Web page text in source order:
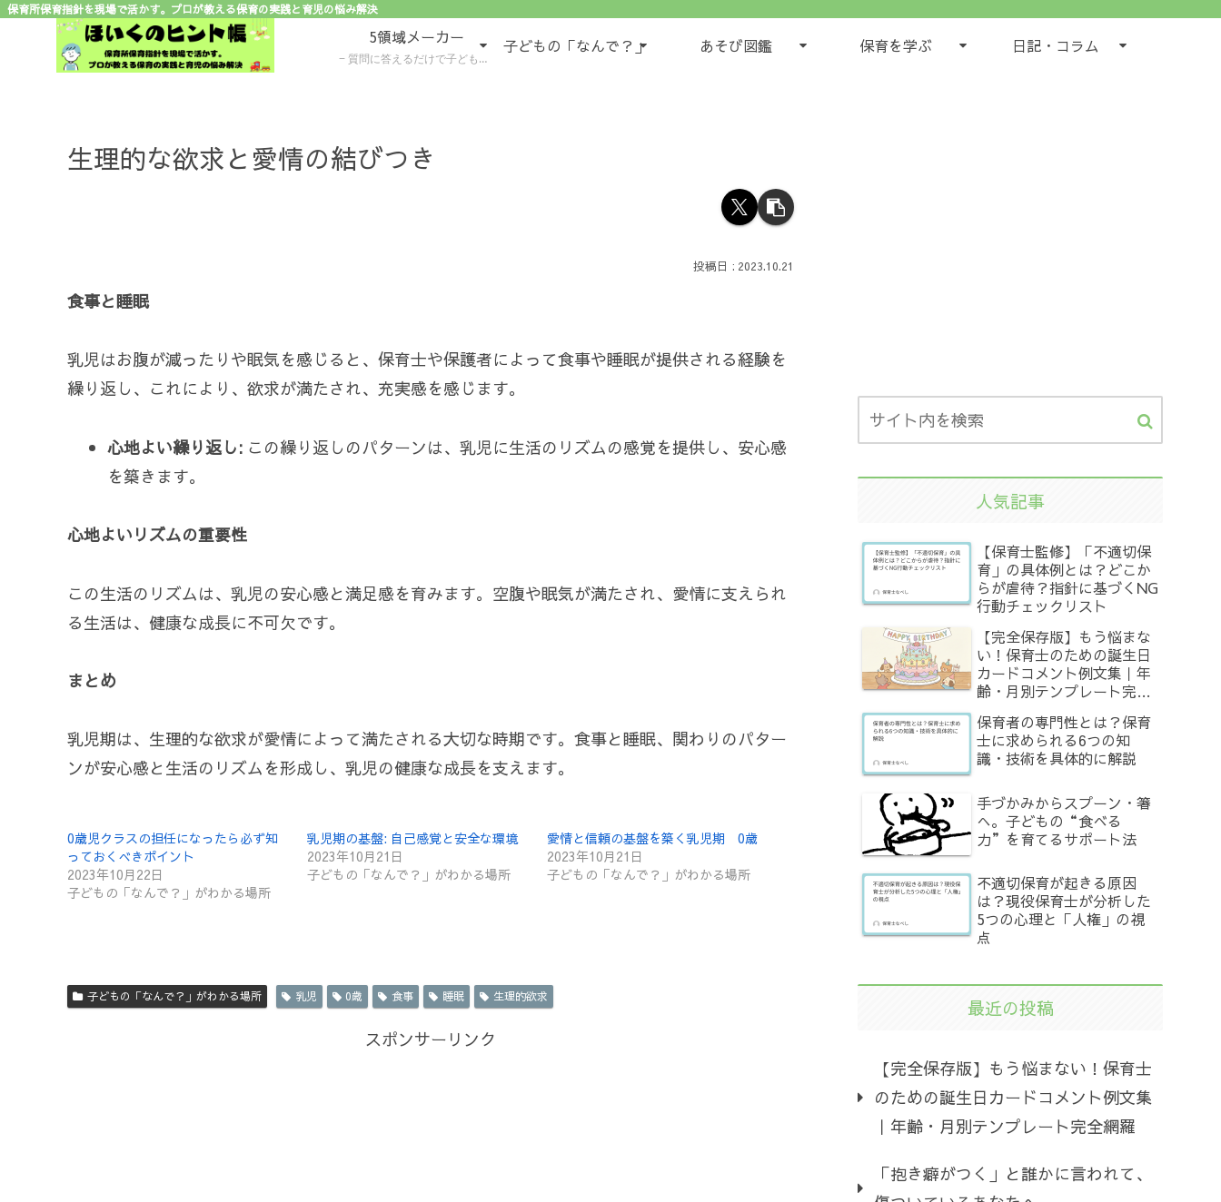
保育所保育指針を現場で活かす。プロが教える保育の実践と育児の悩み解決
5領域メーカー
質問に答えるだけで子どもの様子が５領域で書けるツール
子どもの「なんで？」 あそび図鑑 保育を学ぶ 日記・コラム
生理的な欲求と愛情の結びつき
2023.10.21
食事と睡眠
乳児はお腹が減ったりや眠気を感じると、保育士や保護者によって食事や睡眠が提供される経験を
繰り返し、これにより、欲求が満たされ、充実感を感じます。
心地よい繰り返し:この繰り返しのパターンは、乳児に生活のリズムの感覚を提供し、安心感
を築きます。
心地よいリズムの重要性
この生活のリズムは、乳児の安心感と満足感を育みます。空腹や眠気が満たされ、愛情に支えられ
る生活は、健康な成長に不可欠です。
まとめ
乳児期は、生理的な欲求が愛情によって満たされる大切な時期です。食事と睡眠、関わりのパター
ンが安心感と生活のリズムを形成し、乳児の健康な成長を支えます。
0歳児クラスの担任になったら必ず知
っておくべきポイント
2023年10月22日
子どもの「なんで？」がわかる場所
乳児期の基盤: 自己感覚と安全な環境
2023年10月21日
子どもの「なんで？」がわかる場所
愛情と信頼の基盤を築く乳児期 0歳
2023年10月21日
子どもの「なんで？」がわかる場所
子どもの「なんで？」がわかる場所 乳児 0歳 食事 睡眠 生理的欲求
スポンサーリンク
人気記事
【保育士監修】「不適切保
育」の具体例とは？どこか
らが虐待？指針に基づくNG
行動チェックリスト
【完全保存版】もう悩まな
い！保育士のための誕生日
カードコメント例文集｜年
齢・月別テンプレート完全
保育者の専門性とは？保育
士に求められる6つの知
識・技術を具体的に解説
手づかみからスプーン・箸
へ。子どもの“食べる
力”を育てるサポート法
不適切保育が起きる原因
は？現役保育士が分析した
5つの心理と「人権」の視
点
最近の投稿
【完全保存版】もう悩まない！保育士
のための誕生日カードコメント例文集
｜年齢・月別テンプレート完全網羅
「抱き癖がつく」と誰かに言われて、